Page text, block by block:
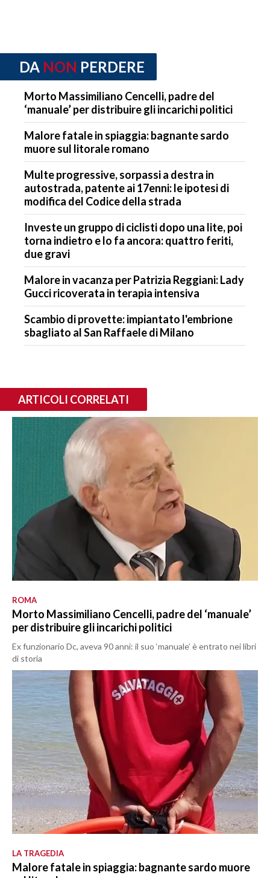
DA NON PERDERE
Morto Massimiliano Cencelli, padre del
‘manuale’ per distribuire gli incarichi politici
Malore fatale in spiaggia: bagnante sardo
muore sul litorale romano
Multe progressive, sorpassi a destra in
autostrada, patente ai 17enni: le ipotesi di
modifica del Codice della strada
Investe un gruppo di ciclisti dopo una lite, poi
torna indietro e lo fa ancora: quattro feriti,
due gravi
Malore in vacanza per Patrizia Reggiani: Lady
Gucci ricoverata in terapia intensiva
Scambio di provette: impiantato l'embrione
sbagliato al San Raffaele di Milano
ARTICOLI CORRELATI
ROMA
Morto Massimiliano Cencelli, padre del ‘manuale’
per distribuire gli incarichi politici
Ex funzionario Dc, aveva 90 anni: il suo ‘manuale’ è entrato nei libri
di storia
LA TRAGEDIA
Malore fatale in spiaggia: bagnante sardo muore